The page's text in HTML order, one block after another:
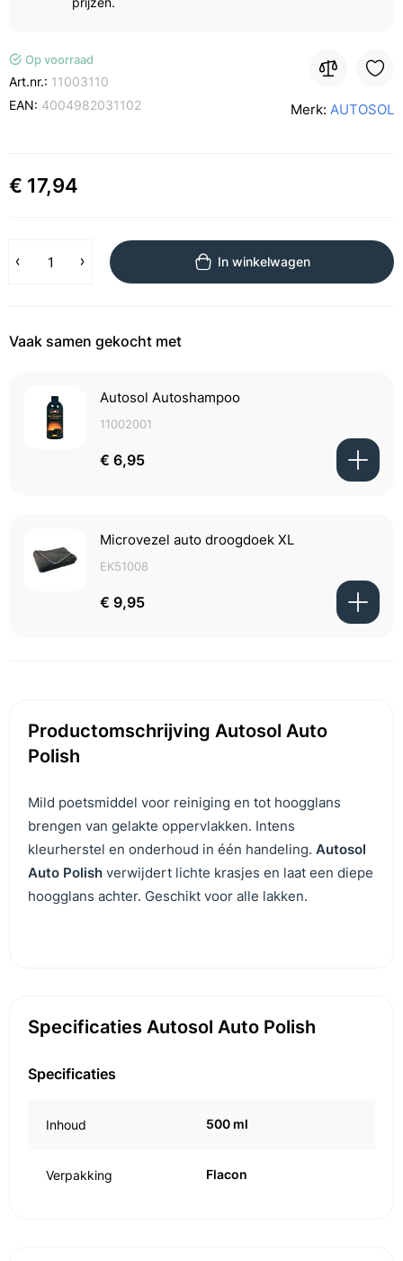
Op voorraad
Art.nr.: 11003110
EAN: 4004982031102 Merk: AUTOSOL
€ 17,94
In winkelwagen
Vaak samen gekocht met
Autosol Autoshampoo
11002001
€ 6,95
Microvezel auto droogdoek XL
EK51008
€ 9,95
Productomschrijving Autosol Auto
Polish
Mild poetsmiddel voor reiniging en tot hoogglans
brengen van gelakte oppervlakken. Intens
kleurherstel en onderhoud in één handeling. Autosol
Auto Polish verwijdert lichte krasjes en laat een diepe
hoogglans achter. Geschikt voor alle lakken.
Specificaties Autosol Auto Polish
Specificaties
Inhoud 500 ml
Verpakking Flacon